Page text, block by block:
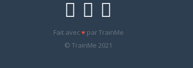
Fait avec♥ par TrainMe
© TrainMe 2021